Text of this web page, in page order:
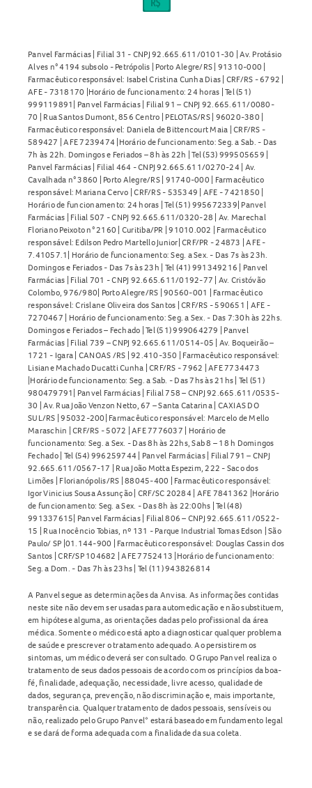
Panvel Farmácias | Filial 31 - CNPJ 92.665.611/0101-30 | Av. Protásio
Alves n° 4194 subsolo - Petrópolis | Porto Alegre/RS | 91310-000 |
Farmacêutico responsável: Isabel Cristina Cunha Dias | CRF/RS - 6792 |
AFE - 7318170 |Horário de funcionamento: 24 horas | Tel (51)
999119891| Panvel Farmácias | Filial 91 – CNPJ 92.665.611/0080-
70 | Rua Santos Dumont, 856 Centro | PELOTAS/RS | 96020-380 |
Farmacêutico responsável: Daniela de Bittencourt Maia | CRF/RS -
589427 | AFE 7239474 |Horário de funcionamento: Seg. a Sab. - Das
7h às 22h. Domingos e Feriados – 8h às 22h | Tel (53) 999505659 |
Panvel Farmácias | Filial 464 - CNPJ 92.665.611/0270-24 | Av.
Cavalhada n° 3860 | Porto Alegre/RS | 91740-000 | Farmacêutico
responsável: Mariana Cervo | CRF/RS - 535349 | AFE - 7421850 |
Horário de funcionamento: 24 horas | Tel (51) 995672339| Panvel
Farmácias | Filial 507 - CNPJ 92.665.611/0320-28 | Av. Marechal
Floriano Peixoto n° 2160 | Curitiba/PR | 91010.002 | Farmacêutico
responsável: Edilson Pedro Martello Junior| CRF/PR - 24873 | AFE -
7.41057.1| Horário de funcionamento: Seg. a Sex. - Das 7s às 23h.
Domingos e Feriados - Das 7s às 23h | Tel (41) 991349216 | Panvel
Farmácias | Filial 701 - CNPJ 92.665.611/0192-77 | Av. Cristóvão
Colombo, 976/980| Porto Alegre/RS | 90560-001 | Farmacêutico
responsável: Crislane Oliveira dos Santos | CRF/RS - 590651 | AFE -
7270467 | Horário de funcionamento: Seg. a Sex. - Das 7:30h às 22hs.
Domingos e Feriados – Fechado | Tel (51) 999064279 | Panvel
Farmácias | Filial 739 – CNPJ 92.665.611/0514-05 | Av. Boqueirão –
1721 - Igara | CANOAS /RS | 92.410-350 | Farmacêutico responsável:
Lisiane Machado Ducatti Cunha | CRF/RS - 7962 | AFE 7734473
|Horário de funcionamento: Seg. a Sab. - Das 7hs às 21hs | Tel (51)
980479791| Panvel Farmácias | Filial 758 – CNPJ 92.665.611/0535-
30 | Av. Rua João Venzon Netto, 67 – Santa Catarina | CAXIAS DO
SUL/RS | 95032-200| Farmacêutico responsável: Marcelo de Mello
Maraschin | CRF/RS - 5072 | AFE 7776037 | Horário de
funcionamento: Seg. a Sex. - Das 8h às 22hs, Sab 8 – 18 h Domingos
Fechado | Tel (54) 996259744 | Panvel Farmácias | Filial 791 – CNPJ
92.665.611/0567-17 | Rua João Motta Espezim, 222 - Saco dos
Limões | Florianópolis/RS | 88045-400 | Farmacêutico responsável:
Igor Vinicius Sousa Assunção | CRF/SC 20284 | AFE 7841362 |Horário
de funcionamento: Seg. a Sex. - Das 8h às 22:00hs | Tel (48)
991337615| Panvel Farmácias | Filial 806 – CNPJ 92.665.611/0522-
15 | Rua Inocêncio Tobias, nº 131 - Parque Industrial Tomas Edson | São
Paulo/ SP |01.144-900 | Farmacêutico responsável: Douglas Cassin dos
Santos | CRF/SP 104682 | AFE 7752413 |Horário de funcionamento:
Seg. a Dom. - Das 7h às 23hs | Tel (11) 943826814
A Panvel segue as determinações da Anvisa. As informações contidas
neste site não devem ser usadas para automedicação e não substituem,
em hipótese alguma, as orientações dadas pelo profissional da área
médica. Somente o médico está apto a diagnosticar qualquer problema
de saúde e prescrever o tratamento adequado. Ao persistirem os
sintomas, um médico deverá ser consultado. O Grupo Panvel realiza o
tratamento de seus dados pessoais de acordo com os princípios da boa-
fé, finalidade, adequação, necessidade, livre acesso, qualidade de
dados, segurança, prevenção, não discriminação e, mais importante,
transparência. Qualquer tratamento de dados pessoais, sensíveis ou
não, realizado pelo Grupo Panvel* estará baseado em fundamento legal
e se dará de forma adequada com a finalidade da sua coleta.